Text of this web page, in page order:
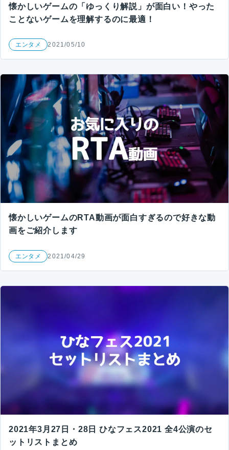
懐かしいゲームの「ゆっくり解説」が面白い！やった
ことないゲームを理解するのに最適！
エンタメ 2021/05/10
懐かしいゲームのRTA動画が面白すぎるので好きな動
画をご紹介します
エンタメ 2021/04/29
2021年3月27日・28日 ひなフェス2021 全4公演のセ
ットリストまとめ